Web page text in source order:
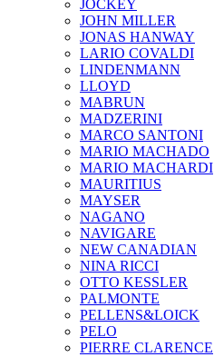
JOCKEY
JOHN MILLER
JONAS HANWAY
LARIO COVALDI
LINDENMANN
LLOYD
MABRUN
MADZERINI
MARCO SANTONI
MARIO MACHADO
MARIO MACHARDI
MAURITIUS
MAYSER
NAGANO
NAVIGARE
NEW CANADIAN
NINA RICCI
OTTO KESSLER
PALMONTE
PELLENS&LOICK
PELO
PIERRE CLARENCE